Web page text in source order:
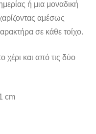
ή μια μοναδική
αμέσως
σε κάθε τοίχο.
χέρι και από τις δύο
cm